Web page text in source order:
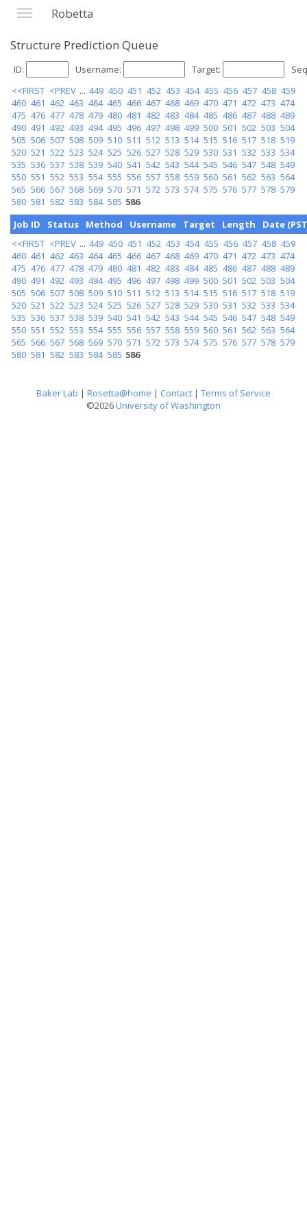
Robetta
Structure Prediction Queue
ID: Username: Target:
<<FIRST <PREV ... 449 450 451 452 453 454 455 456 457 458 459
460 461 462 463 464 465 466 467 468 469 470 471 472 473 474
475 476 477 478 479 480 481 482 483 484 485 486 487 488 489
490 491 492 493 494 495 496 497 498 499 500 501 502 503 504
505 506 507 508 509 510 511 512 513 514 515 516 517 518 519
520 521 522 523 524 525 526 527 528 529 530 531 532 533 534
535 536 537 538 539 540 541 542 543 544 545 546 547 548 549
550 551 552 553 554 555 556 557 558 559 560 561 562 563 564
565 566 567 568 569 570 571 572 573 574 575 576 577 578 579
580 581 582 583 584 585 586
Job ID
Status Method Username Target Length
Date
<<FIRST <PREV ... 449 450 451 452 453 454 455 456 457 458 459
460 461 462 463 464 465 466 467 468 469 470 471 472 473 474
475 476 477 478 479 480 481 482 483 484 485 486 487 488 489
490 491 492 493 494 495 496 497 498 499 500 501 502 503 504
505 506 507 508 509 510 511 512 513 514 515 516 517 518 519
520 521 522 523 524 525 526 527 528 529 530 531 532 533 534
535 536 537 538 539 540 541 542 543 544 545 546 547 548 549
550 551 552 553 554 555 556 557 558 559 560 561 562 563 564
565 566 567 568 569 570 571 572 573 574 575 576 577 578 579
580 581 582 583 584 585 586
Baker Lab | Rosetta@home | Contact | Terms of Service
©2026University of Washington